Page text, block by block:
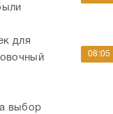
для
выбор
08:05